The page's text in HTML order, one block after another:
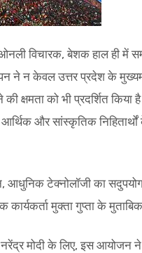
ओनली विचारक, बेशक हाल ही में
ने न केवल उत्तर प्रदेश के
क्षमता को भी प्रदर्शित किया
और सांस्कृतिक
आधुनिक टेक्नोलॉजी का
मुक्ता गुप्ता के
नरेंद्र मोदी के लिए, इस आयोजन